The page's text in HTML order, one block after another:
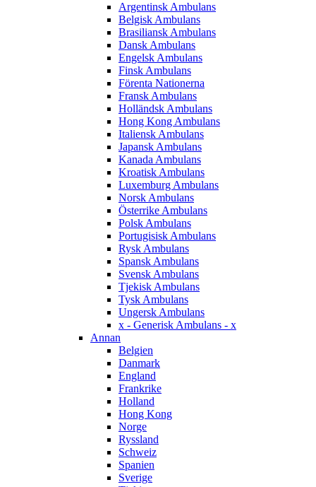
Argentinsk Ambulans
Belgisk Ambulans
Brasiliansk Ambulans
Dansk Ambulans
Engelsk Ambulans
Finsk Ambulans
Förenta Nationerna
Fransk Ambulans
Holländsk Ambulans
Hong Kong Ambulans
Italiensk Ambulans
Japansk Ambulans
Kanada Ambulans
Kroatisk Ambulans
Luxemburg Ambulans
Norsk Ambulans
Österrike Ambulans
Polsk Ambulans
Portugisisk Ambulans
Rysk Ambulans
Spansk Ambulans
Svensk Ambulans
Tjekisk Ambulans
Tysk Ambulans
Ungersk Ambulans
x - Generisk Ambulans - x
Annan
Belgien
Danmark
England
Frankrike
Holland
Hong Kong
Norge
Ryssland
Schweiz
Spanien
Sverige